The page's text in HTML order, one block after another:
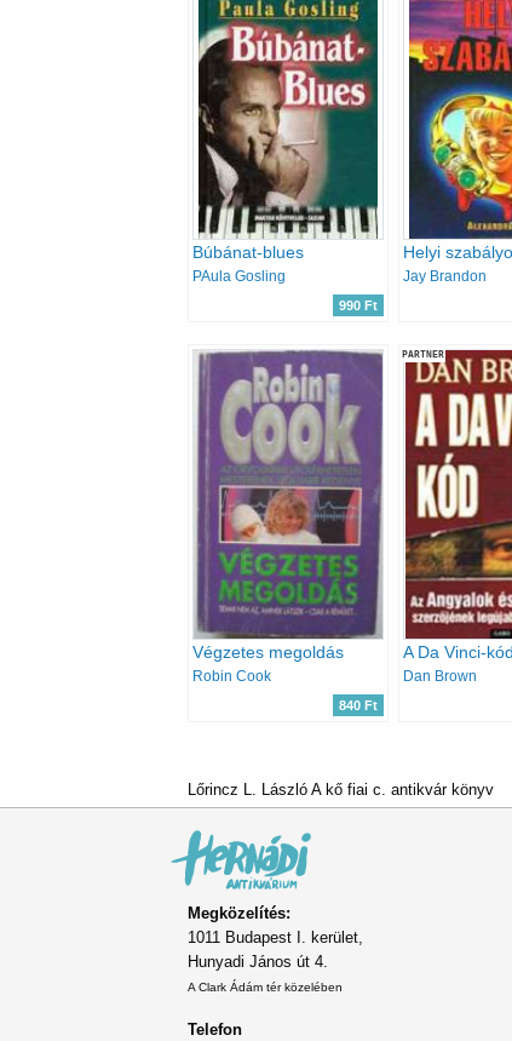
Búbánat-blues
PAula Gosling
990 Ft
Helyi
Jay Brandon
Végzetes megoldás
Robin Cook
840 Ft
PARTNER
A Da Vinci-kód
Dan Brown
Lőrincz L. László A kő fiai c. antikvár könyv
Megközelítés:
1011 Budapest I. kerület,
Hunyadi János út 4.
A Clark Ádám tér közelében
Telefon